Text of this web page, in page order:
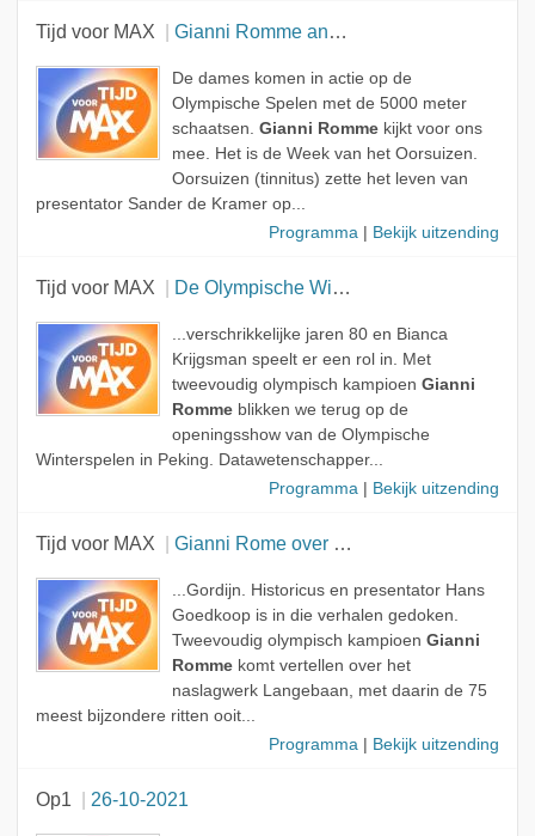
Tijd voor MAX Gianni Romme analyseert de 5000 meter schaatsen vrouwen
De dames komen in actie op de
Olympische Spelen met de 5000 meter
schaatsen. Gianni Rommekijkt voor ons
mee. Het is de Week van het Oorsuizen.
Oorsuizen (tinnitus) zette het leven van
presentator Sander de Kramer op...
Programma
Bekijk uitzending
Tijd voor MAX De Olympische Winterspelen gaan van start!
...verschrikkelijke jaren 80 en Bianca
Krijgsman speelt er een rol in. Met
tweevoudig olympisch kampioen Gianni
Rommeblikken we terug op de
openingsshow van de Olympische
Winterspelen in Peking. Datawetenschapper...
Programma
Bekijk uitzending
Tijd voor MAX Gianni Rome over schaatsboek Langebaan
...Gordijn. Historicus en presentator Hans
Goedkoop is in die verhalen gedoken.
Tweevoudig olympisch kampioen Gianni
Rommekomt vertellen over het
naslagwerk Langebaan, met daarin de 75
meest bijzondere ritten ooit...
Programma
Bekijk uitzending
Op1 26-10-2021